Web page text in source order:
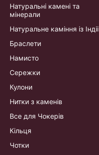
Натуральні камені та
мінерали
Натуральне каміння із Індіі
Браслети
Намисто
Сережки
Кулони
Нитки з каменів
Все для Чокерів
Кільця
Чотки